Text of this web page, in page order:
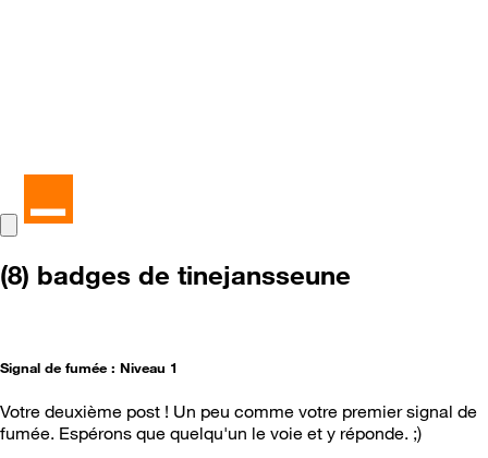
(8) badges de tinejansseune
Signal de fumée : Niveau 1
Votre deuxième post ! Un peu comme votre premier signal de
fumée. Espérons que quelqu'un le voie et y réponde. ;)